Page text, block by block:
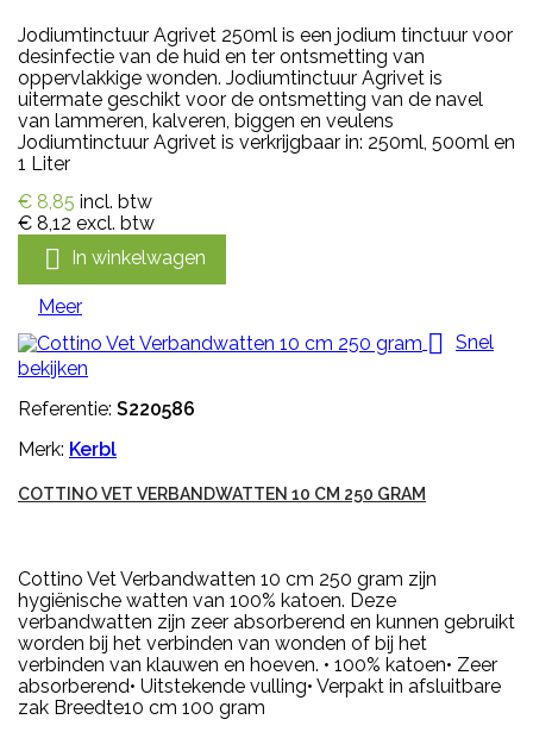
Jodiumtinctuur Agrivet 250ml is een jodium tinctuur voor
desinfectie van de huid en ter ontsmetting van
oppervlakkige wonden. Jodiumtinctuur Agrivet is
uitermate geschikt voor de ontsmetting van de navel
van lammeren, kalveren, biggen en veulens
Jodiumtinctuur Agrivet is verkrijgbaar in: 250ml, 500ml en
1 Liter
€ 8,85 incl. btw
€ 8,12 excl. btw
 In winkelwagen
Meer
 Snel
bekijken
Referentie: S220586
Merk: Kerbl
COTTINO VET VERBANDWATTEN 10 CM 250 GRAM
Cottino Vet Verbandwatten 10 cm 250 gram zijn
hygiënische watten van 100% katoen. Deze
verbandwatten zijn zeer absorberend en kunnen gebruikt
worden bij het verbinden van wonden of bij het
verbinden van klauwen en hoeven. • 100% katoen• Zeer
absorberend• Uitstekende vulling• Verpakt in afsluitbare
zak Breedte10 cm 100 gram